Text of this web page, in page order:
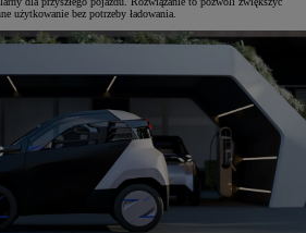
użytkowanie bez potrzeby ładowania.